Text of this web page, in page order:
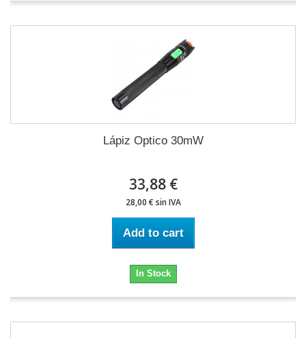
Lápiz Optico 30mW
33,88 €
28,00 € sin IVA
Add to cart
In Stock